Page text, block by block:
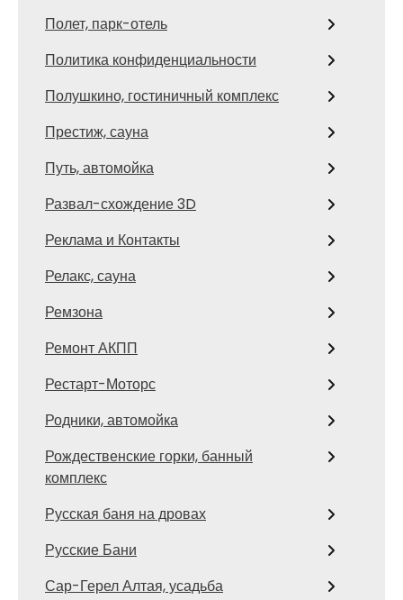
Полет, парк-отель
Политика конфиденциальности
Полушкино, гостиничный комплекс
Престиж, сауна
Путь, автомойка
Развал-схождение 3D
Реклама и Контакты
Релакс, сауна
Ремзона
Ремонт АКПП
Рестарт-Моторс
Родники, автомойка
Рождественские горки, банный
комплекс
Русская баня на дровах
Русские Бани
Сар-Герел Алтая, усадьба